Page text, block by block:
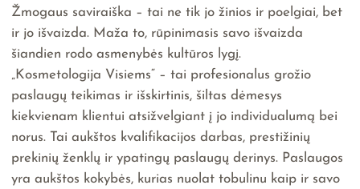
Žmogaus saviraiška – tai ne tik jo žinios ir poelgiai, bet
ir jo išvaizda. Maža to, rūpinimasis savo išvaizda
šiandien rodo asmenybės kultūros lygį.
„Kosmetologija Visiems“ – tai profesionalus grožio
paslaugų teikimas ir išskirtinis, šiltas dėmesys
kiekvienam klientui atsižvelgiant į jo individualumą bei
norus. Tai aukštos kvalifikacijos darbas, prestižinių
prekinių ženklų ir ypatingų paslaugų derinys. Paslaugos
yra aukštos kokybės, kurias nuolat tobulinu kaip ir savo